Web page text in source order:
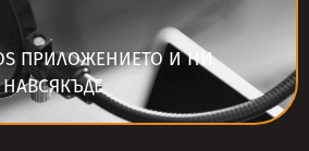
ПРИЛОЖЕНИЕТО И НИ